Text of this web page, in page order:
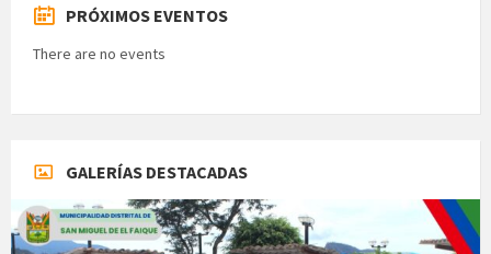
PRÓXIMOS EVENTOS
There are no events
GALERÍAS DESTACADAS